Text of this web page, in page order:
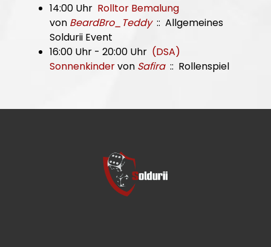
14:00 Uhr Rolltor Bemalung
von BeardBro_Teddy:: Allgemeines
Soldurii Event
16:00 Uhr - 20:00 Uhr (DSA)
Sonnenkindervon Safira:: Rollenspiel